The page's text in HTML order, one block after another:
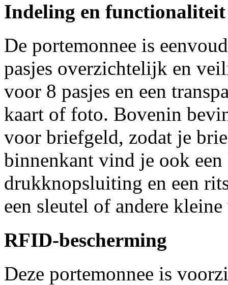
Indeling en functionaliteit
De portemonnee is
pasjes overzichtelijk en
voor 8 pasjes en een
kaart of foto. Bovenin
voor briefgeld, zodat je
binnenkant vind je ook
drukknopsluiting en een
een sleutel of andere
RFID-bescherming
Deze portemonnee is